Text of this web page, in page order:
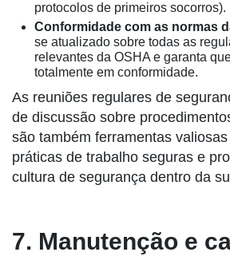
protocolos de primeiros socorros).
Conformidade com as normas
se atualizado sobre todas as
relevantes da OSHA e garanta
totalmente em conformidade.
As reuniões regulares de
de discussão sobre
são também ferramentas
práticas de trabalho seguras e
cultura de segurança dentro da
7. Manutenção e